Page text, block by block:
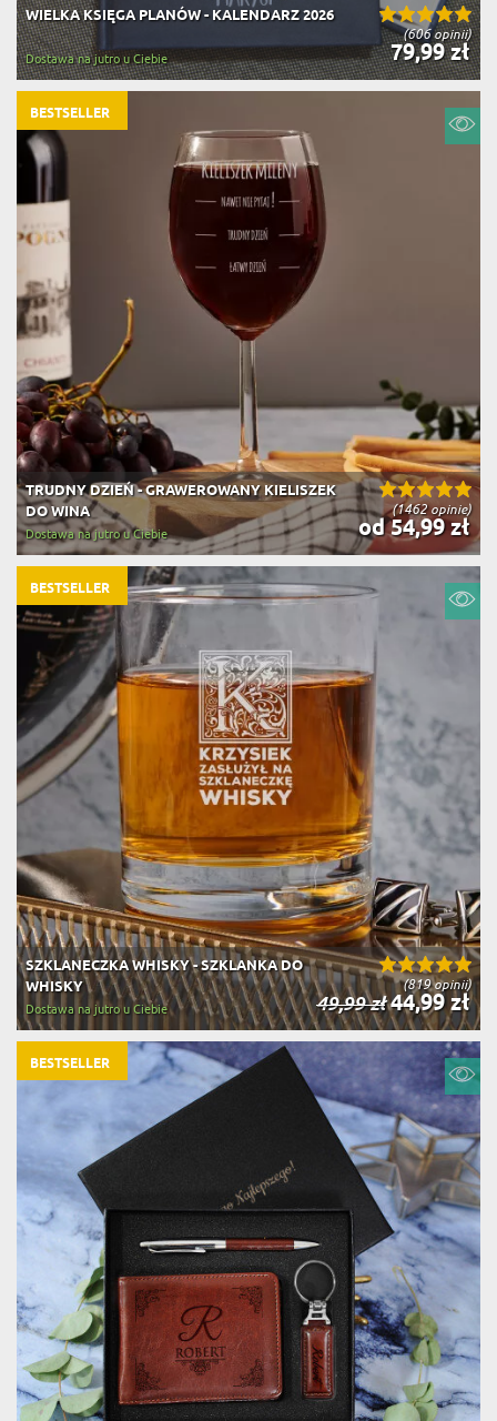
(606 opinii)
WIELKA KSIĘGA PLANÓW - KALENDARZ 2026
79,99 zł
Dostawa na jutro u Ciebie
(1462 opinie)
TRUDNY DZIEŃ - GRAWEROWANY KIELISZEK
DO WINA
od 54,99 zł
Dostawa na jutro u Ciebie
BESTSELLER
(819 opinii)
SZKLANECZKA WHISKY - SZKLANKA DO
WHISKY
49,99 zł44,99 zł
Dostawa na jutro u Ciebie
BESTSELLER
BESTSELLER